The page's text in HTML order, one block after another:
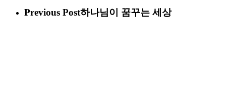
Previous Post하나님이 꿈꾸는 세상